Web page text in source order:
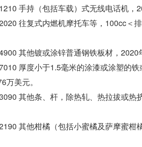
手持（包括车载）式无线电话机，
往复式内燃机摩托车等，100cc＜
其他镀或涂锌普通钢铁板材，2020
厚度小于1.5毫米的涂漆或涂塑的铁
美元。
其他条、杆，除热轧、热拉拔或热
其他柑橘（包括小蜜橘及萨摩蜜柑